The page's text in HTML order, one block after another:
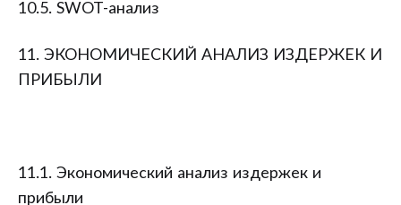
10.5. SWOT-анализ
11. ЭКОНОМИЧЕСКИЙ АНАЛИЗ ИЗДЕРЖЕК И
ПРИБЫЛИ
11.1. Экономический анализ издержек и
прибыли